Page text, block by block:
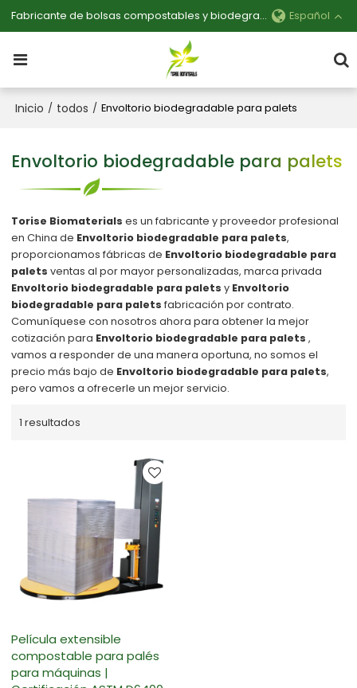
Fabricante de bolsas compostables y biodegradables personalizables Español
Inicio / todos / Envoltorio biodegradable para palets
Envoltorio biodegradable para palets
Torise Biomaterials es un fabricante y proveedor profesional
en China de Envoltorio biodegradable para palets,
proporcionamos fábricas de Envoltorio biodegradable para
palets ventas al por mayor personalizadas, marca privada
Envoltorio biodegradable para palets y Envoltorio
biodegradable para palets fabricación por contrato.
Comuníquese con nosotros ahora para obtener la mejor
cotización para Envoltorio biodegradable para palets ,
vamos a responder de una manera oportuna, no somos el
precio más bajo de Envoltorio biodegradable para palets,
pero vamos a ofrecerle un mejor servicio.
1 resultados
Película extensible
compostable para palés
para máquinas |